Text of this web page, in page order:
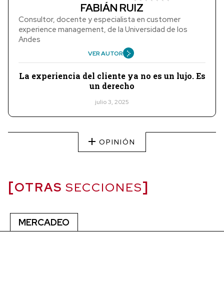
FABIÁN RUIZ
Consultor, docente y especialista en customer
experience management, de la Universidad de los
Andes
VER AUTOR
La experiencia del cliente ya no es un lujo. Es
un derecho
julio 3, 2025
OPINIÓN
OTRAS SECCIONES
MERCADEO